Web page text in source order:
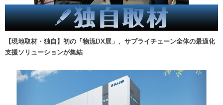
【現地取材・独自】初の「物流DX展」、サプライチェーン全体の最適化
支援ソリューションが集結